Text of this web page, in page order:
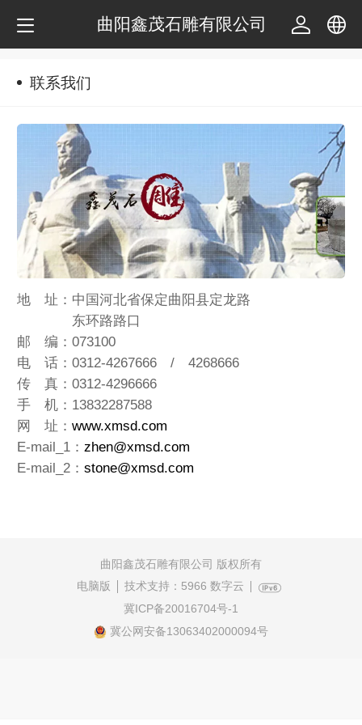
曲阳鑫茂石雕有限公司
联系我们
地 址：中国河北省保定曲阳县定龙路
东环路路口
邮 编：073100
电 话：0312-4267666 / 4268666
传 真：0312-4296666
手 机：13832287588
网 址： www.xmsd.com
E-mail_1： zhen@xmsd.com
E-mail_2： stone@xmsd.com
曲阳鑫茂石雕有限公司 版权所有
电脑版
技术支持： 5966 数字云
冀ICP备20016704号-1
冀公网安备13063402000094号